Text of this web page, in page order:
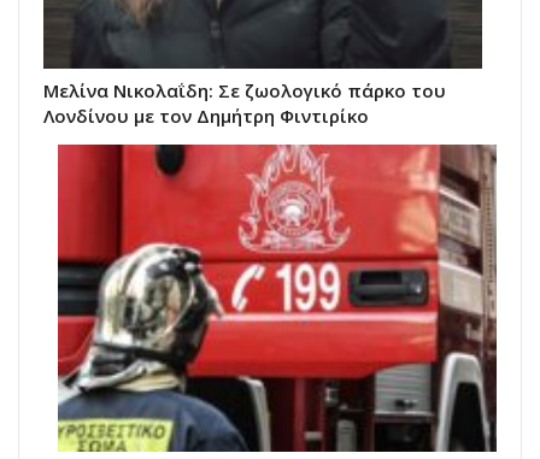
Μελίνα Νικολαΐδη: Σε ζωολογικό πάρκο του
Λονδίνου με τον Δημήτρη Φιντιρίκο